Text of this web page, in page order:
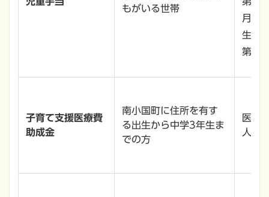
もがいる世帯
生年
第３
子育て支援医療費
助成金
南小国町に住所を有す
る出生から中学3年生ま
での方
医療
人負